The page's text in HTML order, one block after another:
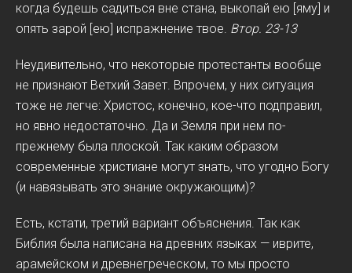
когда будешь садиться вне стана, выкопай ею [яму] и
опять зарой [ею] испражнение твое. Втор. 23-13
Неудивительно, что некоторые протестанты вообще
не признают Ветхий Завет. Впрочем, у них ситуация
тоже не легче: Христос, конечно, кое-что подправил,
но явно недостаточно. Да и Земля при нем по-
прежнему была плоской. Так каким образом
современные христиане могут знать, что угодно Богу
(и навязывать это знание окружающим)?
Есть, кстати, третий вариант объяснения. Так как
Библия была написана на древних языках — иврите,
арамейском и древнегреческом, то мы просто